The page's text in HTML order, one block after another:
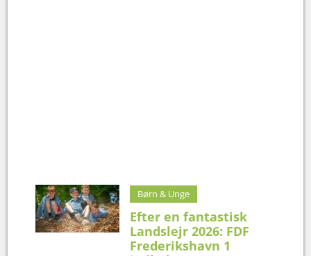
Børn & Unge
Efter en fantastisk
Landslejr 2026: FDF
Frederikshavn 1